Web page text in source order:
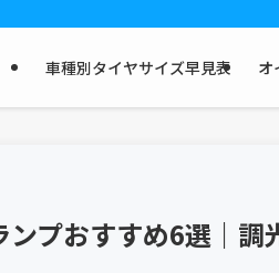
車種別タイヤサイズ早見表 オ
ンプおすすめ6選｜